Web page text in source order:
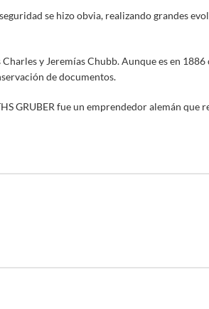
se hizo obvia, realizando grandes
y Jeremías Chubb. Aunque es en 1886
de documentos.
GRUBER fue un emprendedor alemán que